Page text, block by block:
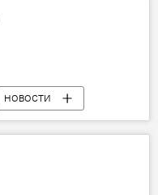
НОВОСТИ